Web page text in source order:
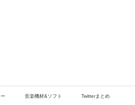
音楽機材&ソフト Twitterまとめ